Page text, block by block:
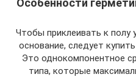
Особенности
Чтобы приклеивать к полу
основание, следует
Это однокомпонентное
типа, которые